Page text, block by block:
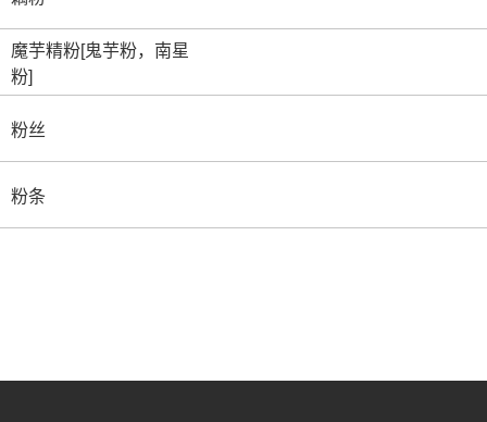
魔芋精粉[鬼芋粉，南星
粉]
粉丝
粉条